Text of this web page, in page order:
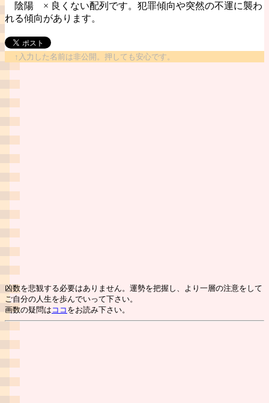
陰陽 × 良くない配列です。犯罪傾向や突然の不運に襲わ
れる傾向があります。
↑入力した名前は非公開。押しても安心です。
凶数を悲観する必要はありません。運勢を把握し、より一層の注意をして
ご自分の人生を歩んでいって下さい。
画数の疑問は ココ をお読み下さい。